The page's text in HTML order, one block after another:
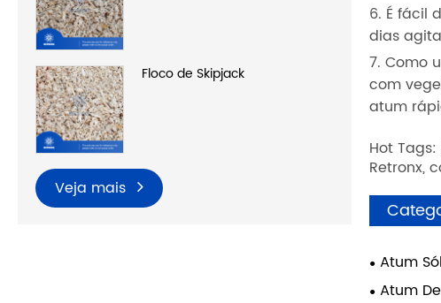
Floco de Skipjack
Veja mais
6. É fácil
dias
7. Como
com
atum
Hot
Retronx,
Atum
Atum